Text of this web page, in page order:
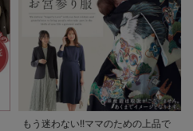
もう迷わない!!ママのための上品で